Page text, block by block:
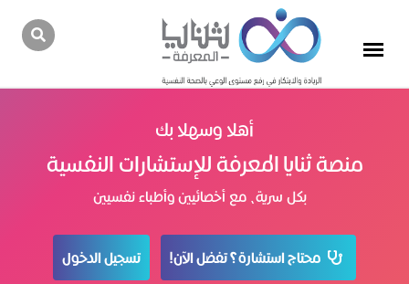
أهلا وسهلا بك
منصة ثنايا المعرفة للإستشارات النفسية
بكل سرية، مع أخصائيين وأطباء نفسيين
محتاج استشارة؟ تفضل الآن! تسجيل الدخول